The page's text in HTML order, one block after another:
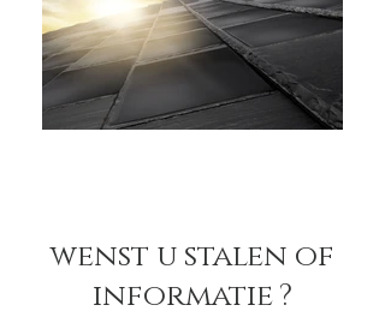
wenst u stalen of
informatie ?